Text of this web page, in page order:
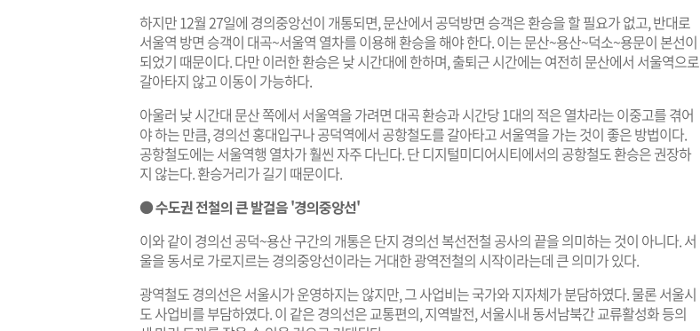
하지만 12월 27일에 경의중앙선이 개통되면, 문산에서 공덕방면 승객은 환승을 할 필요가 없고, 반대로
서울역 방면 승객이 대곡~서울역 열차를 이용해 환승을 해야 한다. 이는 문산~용산~덕소~용문이 본선이
되었기 때문이다. 다만 이러한 환승은 낮 시간대에 한하며, 출퇴근 시간에는 여전히 문산에서 서울역으로
갈아타지 않고 이동이 가능하다.
아울러 낮 시간대 문산 쪽에서 서울역을 가려면 대곡 환승과 시간당 1대의 적은 열차라는 이중고를 겪어
야 하는 만큼, 경의선 홍대입구나 공덕역에서 공항철도를 갈아타고 서울역을 가는 것이 좋은 방법이다.
공항철도에는 서울역행 열차가 훨씬 자주 다닌다. 단 디지털미디어시티에서의 공항철도 환승은 권장하
지 않는다. 환승거리가 길기 때문이다.
● 수도권 전철의 큰 발걸음 '경의중앙선'
이와 같이 경의선 공덕~용산 구간의 개통은 단지 경의선 복선전철 공사의 끝을 의미하는 것이 아니다. 서
울을 동서로 가로지르는 경의중앙선이라는 거대한 광역전철의 시작이라는데 큰 의미가 있다.
광역철도 경의선은 서울시가 운영하지는 않지만, 그 사업비는 국가와 지자체가 분담하였다. 물론 서울시
도 사업비를 부담하였다. 이 같은 경의선은 교통편의, 지역발전, 서울시내 동서남북간 교류활성화 등의